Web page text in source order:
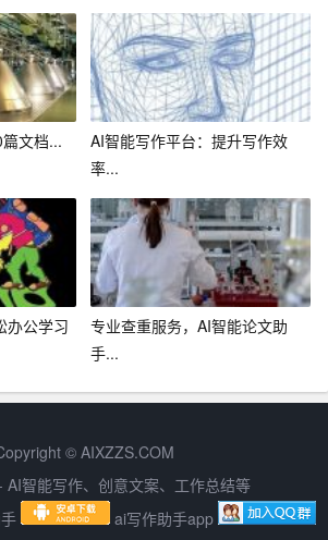
。
文档...
AI智能写作平台：提升写作效
率...
办公学习
专业查重服务，AI智能论文助
手...
© AIXZZS.COM
AI智能写作、创意文案、工作总结等
ai写作助手app